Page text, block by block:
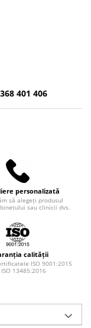
401 406
personalizată
să alegeți produsul
sau clinicii dvs.
calității
ISO 9001:2015
13485:2016